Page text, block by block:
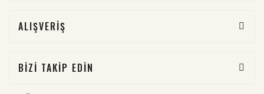
ALIŞVERİŞ
BİZİ TAKİP EDİN